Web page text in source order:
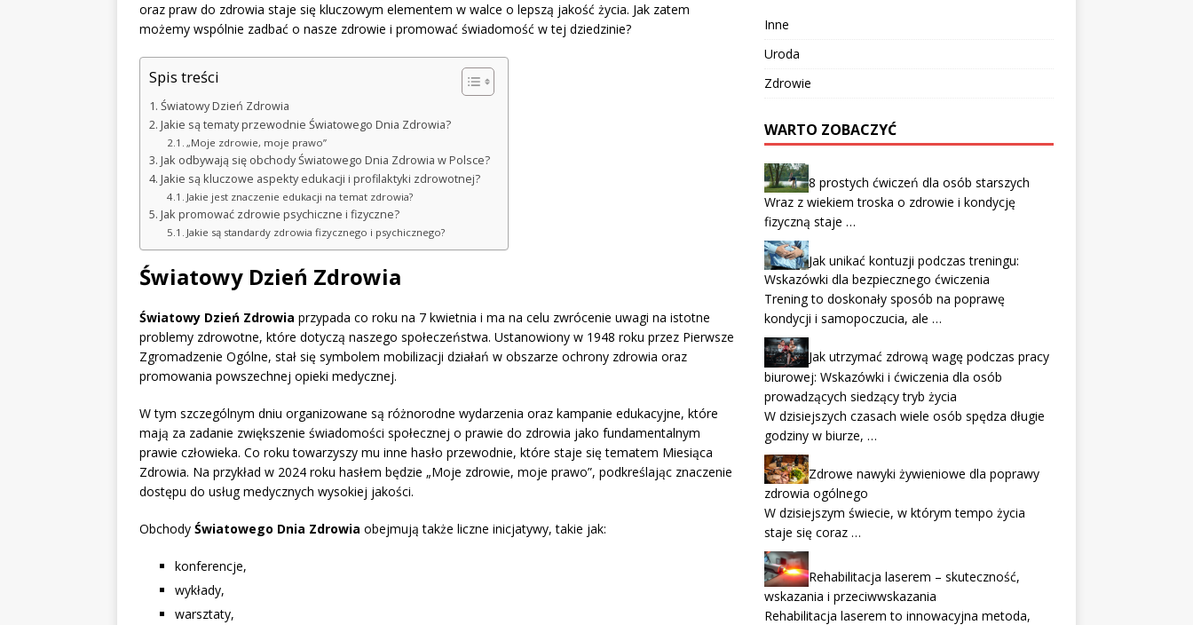
oraz praw do zdrowia staje się kluczowym elementem w walce o lepszą jakość życia. Jak zatem
możemy wspólnie zadbać o nasze zdrowie i promować świadomość w tej dziedzinie?
Spis treści
Światowy Dzień Zdrowia
Jakie są tematy przewodnie Światowego Dnia Zdrowia?
„Moje zdrowie, moje prawo”
Jak odbywają się obchody Światowego Dnia Zdrowia w Polsce?
Jakie są kluczowe aspekty edukacji i profilaktyki zdrowotnej?
Jakie jest znaczenie edukacji na temat zdrowia?
Jak promować zdrowie psychiczne i fizyczne?
Jakie są standardy zdrowia fizycznego i psychicznego?
Światowy Dzień Zdrowia
Światowy Dzień Zdrowia przypada co roku na 7 kwietnia i ma na celu zwrócenie uwagi na istotne
problemy zdrowotne, które dotyczą naszego społeczeństwa. Ustanowiony w 1948 roku przez Pierwsze
Zgromadzenie Ogólne, stał się symbolem mobilizacji działań w obszarze ochrony zdrowia oraz
promowania powszechnej opieki medycznej.
W tym szczególnym dniu organizowane są różnorodne wydarzenia oraz kampanie edukacyjne, które
mają za zadanie zwiększenie świadomości społecznej o prawie do zdrowia jako fundamentalnym
prawie człowieka. Co roku towarzyszy mu inne hasło przewodnie, które staje się tematem Miesiąca
Zdrowia. Na przykład w 2024 roku hasłem będzie „Moje zdrowie, moje prawo”, podkreślając znaczenie
dostępu do usług medycznych wysokiej jakości.
Obchody Światowego Dnia Zdrowia obejmują także liczne inicjatywy, takie jak:
konferencje,
wykłady,
warsztaty,
Inne
Uroda
Zdrowie
WARTO ZOBACZYĆ
8 prostych ćwiczeń dla osób starszych
Wraz z wiekiem troska o zdrowie i kondycję
fizyczną staje …
Jak unikać kontuzji podczas treningu:
Wskazówki dla bezpiecznego ćwiczenia
Trening to doskonały sposób na poprawę
kondycji i samopoczucia, ale …
Jak utrzymać zdrową wagę podczas pracy
biurowej: Wskazówki i ćwiczenia dla osób
prowadzących siedzący tryb życia
W dzisiejszych czasach wiele osób spędza długie
godziny w biurze, …
Zdrowe nawyki żywieniowe dla poprawy
zdrowia ogólnego
W dzisiejszym świecie, w którym tempo życia
staje się coraz …
Rehabilitacja laserem – skuteczność,
wskazania i przeciwwskazania
Rehabilitacja laserem to innowacyjna metoda,